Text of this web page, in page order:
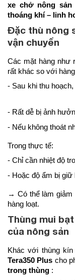
xe chở nông sản
thoáng khí – linh
Đặc thù nông
vận chuyển
Các mặt hàng như
rất khác so với
- Sau khi thu
- Rất dễ bị ảnh
- Nếu không thoát
Trong thực tế:
- Chỉ cần nhiệt độ
- Hoặc độ ẩm bị giữ
→ Có thể làm giảm
hàng loạt.
Thùng mui
của nông sản
Khác với thùng
Tera350 Plus cho
trong thùng :